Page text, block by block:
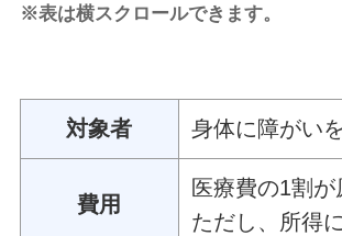
※表は横スクロールできます。
対象者 身体に障がい
費用
医療費の1割
ただし、所得